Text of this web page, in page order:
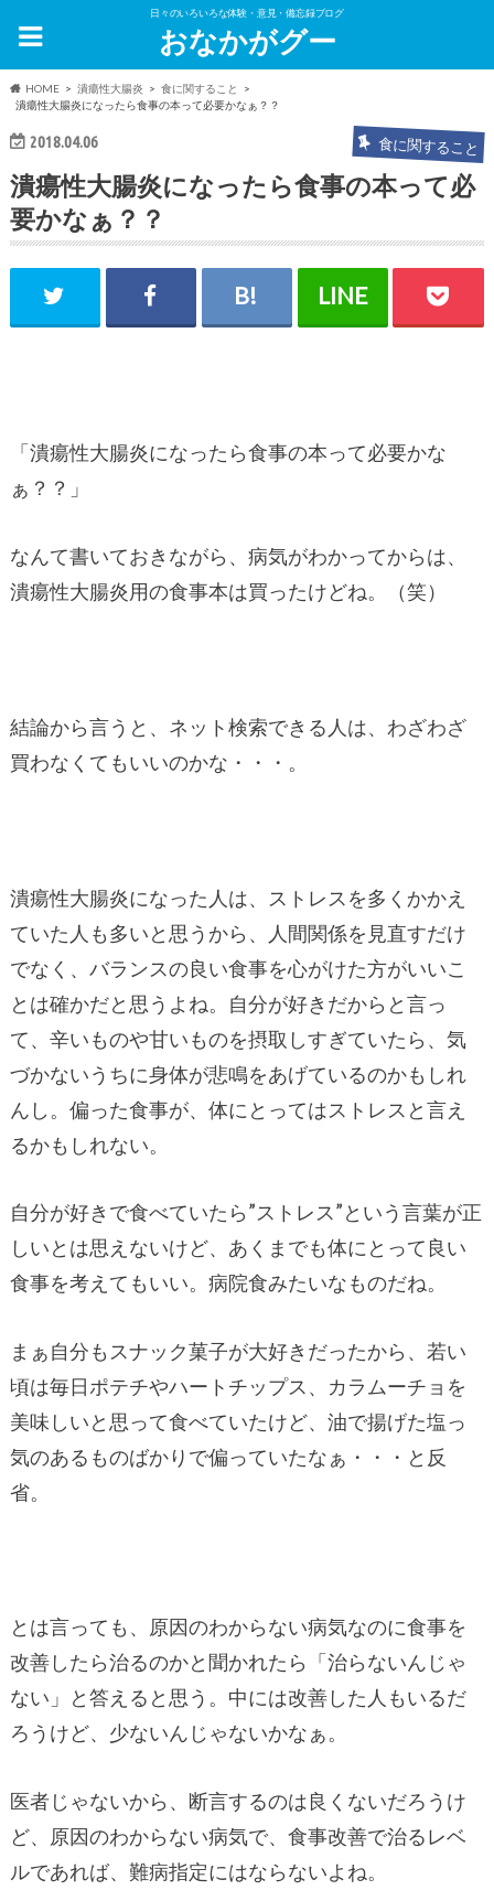
日々のいろいろな体験・意見・備忘録ブログ
おなかがグー
HOME 潰瘍性大腸炎
食に関すること
潰瘍性大腸炎になったら食事の本って必要かなぁ？？
2018.04.06 食に関すること
潰瘍性大腸炎になったら食事の本って必
要かなぁ？？
「潰瘍性大腸炎になったら食事の本って必要かな
ぁ？？」
なんて書いておきながら、病気がわかってからは、
潰瘍性大腸炎用の食事本は買ったけどね。（笑）
結論から言うと、ネット検索できる人は、わざわざ
買わなくてもいいのかな・・・。
潰瘍性大腸炎になった人は、ストレスを多くかかえ
ていた人も多いと思うから、人間関係を見直すだけ
でなく、バランスの良い食事を心がけた方がいいこ
とは確かだと思うよね。自分が好きだからと言っ
て、辛いものや甘いものを摂取しすぎていたら、気
づかないうちに身体が悲鳴をあげているのかもしれ
んし。偏った食事が、体にとってはストレスと言え
るかもしれない。
自分が好きで食べていたら”ストレス”という言葉が正
しいとは思えないけど、あくまでも体にとって良い
食事を考えてもいい。病院食みたいなものだね。
まぁ自分もスナック菓子が大好きだったから、若い
頃は毎日ポテチやハートチップス、カラムーチョを
美味しいと思って食べていたけど、油で揚げた塩っ
気のあるものばかりで偏っていたなぁ・・・と反
省。
とは言っても、原因のわからない病気なのに食事を
改善したら治るのかと聞かれたら「治らないんじゃ
ない」と答えると思う。中には改善した人もいるだ
ろうけど、少ないんじゃないかなぁ。
医者じゃないから、断言するのは良くないだろうけ
ど、原因のわからない病気で、食事改善で治るレベ
ルであれば、難病指定にはならないよね。